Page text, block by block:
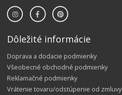
Dôležité informácie
Doprava a dodacie podmienky
Všeobecné obchodné podmienky
Reklamačné podmienky
Vrátenie tovaru/odstúpenie od zmluvy